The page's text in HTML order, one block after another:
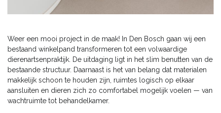
Weer een mooi project in de maak! In Den Bosch gaan wij een
bestaand winkelpand transformeren tot een volwaardige
dierenartsenpraktijk. De uitdaging ligt in het slim benutten van de
bestaande structuur. Daarnaast is het van belang dat materialen
makkelijk schoon te houden zijn, ruimtes logisch op elkaar
aansluiten en dieren zich zo comfortabel mogelijk voelen — van
wachtruimte tot behandelkamer.